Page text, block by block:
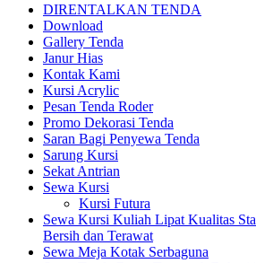
DIRENTALKAN TENDA
Download
Gallery Tenda
Janur Hias
Kontak Kami
Kursi Acrylic
Pesan Tenda Roder
Promo Dekorasi Tenda
Saran Bagi Penyewa Tenda
Sarung Kursi
Sekat Antrian
Sewa Kursi
Kursi Futura
Sewa Kursi Kuliah Lipat Kualitas
Bersih dan Terawat
Sewa Meja Kotak Serbaguna